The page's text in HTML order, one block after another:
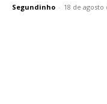
Segundinho - 18 de agosto